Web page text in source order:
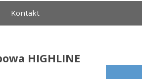
Kontakt
HIGHLINE